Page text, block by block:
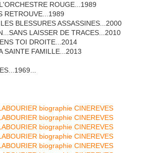
ROUGE...1989
RETROUVE...1989
BLESSURES ASSASSINES...2000
LAISSER DE TRACES...2010
TOI DROITE...2014
SAINTE FAMILLE...2013